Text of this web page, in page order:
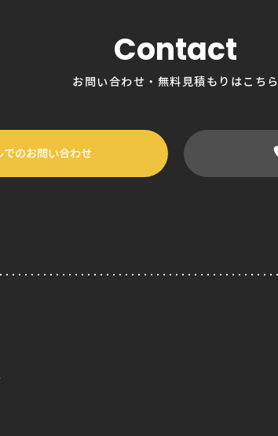
Contact
お問い合わせ・無料見積もりはこちら
でのお問い合わせ